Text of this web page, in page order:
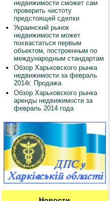
недвижимости сможет сам
проверить чистоту
предстоящей сделки
Украинский рынок
недвижимости может
похвастаться первым
объектом, построенным по
международным стандартам
Обзор Харьковского рынка
недвижимости за февраль
2014г. Продажа
Обзор Харьковского рынка
аренды недвижимости за
февраль 2014 года